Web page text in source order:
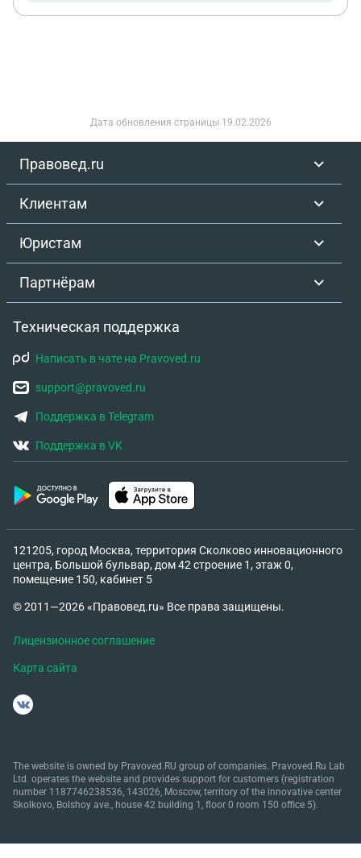
Дата обновления страницы 19.02.2026
Правовед.ru
Клиентам
Юристам
Партнёрам
Техническая поддержка
Написать в чате на Pravoved.ru
support@pravoved.ru
Поддержка в Telegram
Поддержка в VK
121205, город Москва, территория Сколково инновационного
центра, Большой бульвар, дом 42 строение 1, этаж 0,
помещение 150, кабинет 5
© 2011—2026 «Правовед.ru» Все права защищены.
Лицензионное соглашение
Карта сайта
The website is owned by Pravoved.RU group of companies. Pravoved.Ru Lab
Ltd. operates the website and provides support for customers (registration
number 1187746238536, 143026, Moscow, territory of the innovative center
Skolkovo, Bolshoy ave., house 42 building 1, floor 0 room 150 office 5).